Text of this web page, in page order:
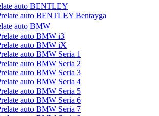
auto BENTLEY
auto BENTLEY Bentayga
auto BMW
auto BMW i3
auto BMW iX
auto BMW Seria 1
auto BMW Seria 2
auto BMW Seria 3
auto BMW Seria 4
auto BMW Seria 5
auto BMW Seria 6
auto BMW Seria 7